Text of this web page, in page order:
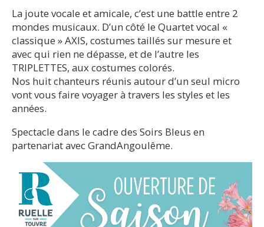
La joute vocale et amicale, c’est une battle entre 2
mondes musicaux. D’un côté le Quartet vocal «
classique » AXIS, costumes taillés sur mesure et
avec qui rien ne dépasse, et de l’autre les
TRIPLETTES, aux costumes colorés.
Nos huit chanteurs réunis autour d’un seul micro
vont vous faire voyager à travers les styles et les
années.
Spectacle dans le cadre des Soirs Bleus en
partenariat avec GrandAngoulême.